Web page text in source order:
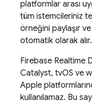
platformlar arası
tüm istemcileriniz
örneğini paylaşır
otomatik olarak alır.
Firebase Realtime
Catalyst, tvOS ve
Apple
kullanılamaz. Bu